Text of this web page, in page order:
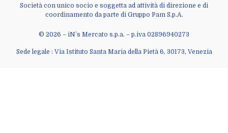
© 2026 – iN’s Mercato s.p.a. – p.iva 02896940273
Sede legale : Via Istituto Santa Maria della Pietà 6, 30173, Venezia
Società con unico socio e soggetta ad attività di direzione e di
coordinamento da parte di Gruppo Pam S.p.A.